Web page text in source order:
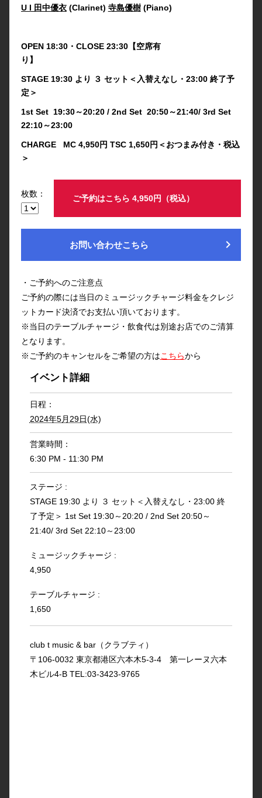
U I 田中優衣(Clarinet) 寺島優樹(Piano)
OPEN 18:30・CLOSE 23:30【空席有
り】
STAGE 19:30 より ３ セット＜入替えなし・23:00 終了予
定＞
1st Set 19:30～20:20 / 2nd Set 20:50～21:40/ 3rd Set
22:10～23:00
CHARGE MC 4,950円 TSC 1,650円＜おつまみ付き・税込
＞
枚数： ご予約はこちら 4,950円（税込）
お問い合わせこちら chevron_right
・ご予約へのご注意点
ご予約の際には当日のミュージックチャージ料金をクレジ
ットカード決済でお支払い頂いております。
※当日のテーブルチャージ・飲食代は別途お店でのご清算
となります。
※ご予約のキャンセルをご希望の方はこちらから
イベント詳細
日程：
2024年5月29日(水)
営業時間：
6:30 PM - 11:30 PM
ステージ :
STAGE 19:30 より ３ セット＜入替えなし・23:00 終
了予定＞ 1st Set 19:30～20:20 / 2nd Set 20:50～
21:40/ 3rd Set 22:10～23:00
ミュージックチャージ :
4,950
テーブルチャージ :
1,650
club t music & bar（クラブティ）
〒106-0032 東京都港区六本木5-3-4 第一レーヌ六本
木ビル4-B TEL:03-3423-9765